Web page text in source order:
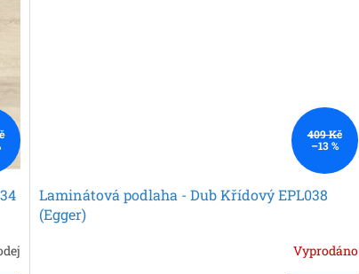
409 Kč
–13 %
Laminátová podlaha - Dub Křídový EPL038
(Egger)
Vyprodáno